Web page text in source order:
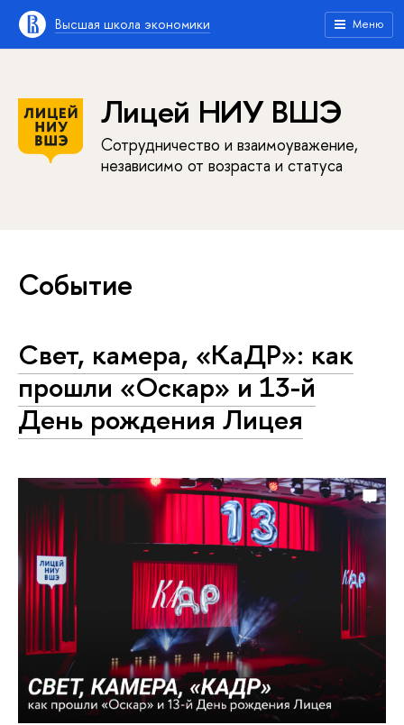
Высшая школа экономики Меню
Лицей НИУ ВШЭ
Сотрудничество и взаимоуважение,
независимо от возраста и статуса
Событие
Свет, камера, «КаДР»: как
прошли «Оскар» и 13-й
День рождения Лицея